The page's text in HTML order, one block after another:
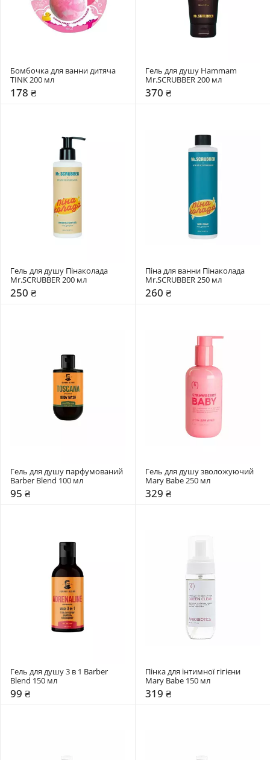
Бомбочка для ванни дитяча
TINK 200 мл
178 ₴
Гель для душу Hammam
Mr.SCRUBBER 200 мл
370 ₴
Гель для душу Пінаколада
Mr.SCRUBBER 200 мл
250 ₴
Піна для ванни Пінаколада
Mr.SCRUBBER 250 мл
260 ₴
Гель для душу парфумований
Barber Blend 100 мл
95 ₴
Гель для душу зволожуючий
Mary Babe 250 мл
329 ₴
Гель для душу 3 в 1 Barber
Blend 150 мл
99 ₴
Пінка для інтимної гігієни
Mary Babe 150 мл
319 ₴